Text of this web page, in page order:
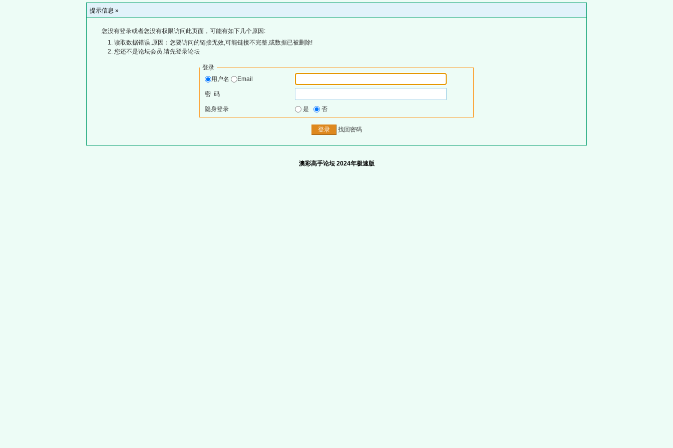
提示信息 »
您没有登录或者您没有权限访问此页面，可能有如下几个原因:
读取数据错误,原因：您要访问的链接无效,可能链接不完整,或数据已被删除!
您还不是论坛会员,请先登录论坛
登录
用户名
Email
密 码
隐身登录 是 否
找回密码
澳彩高手论坛 2024年极速版